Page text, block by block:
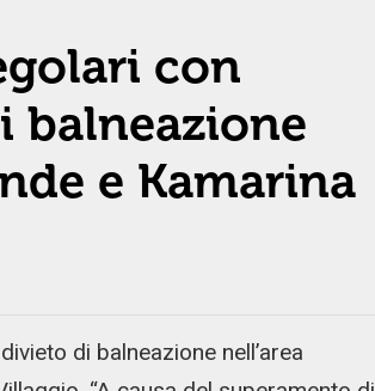
con
balneazione
e Kamarina
di balneazione nell’area